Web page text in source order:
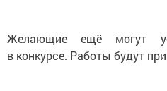
Желающие ещё могут
в конкурсе. Работы будут